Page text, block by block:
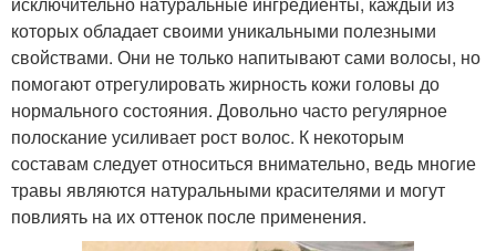
которых обладает своими уникальными полезными
свойствами. Они не только напитывают сами волосы, но
помогают отрегулировать жирность кожи головы до
нормального состояния. Довольно часто регулярное
полоскание усиливает рост волос. К некоторым
составам следует относиться внимательно, ведь многие
травы являются натуральными красителями и могут
повлиять на их оттенок после применения.